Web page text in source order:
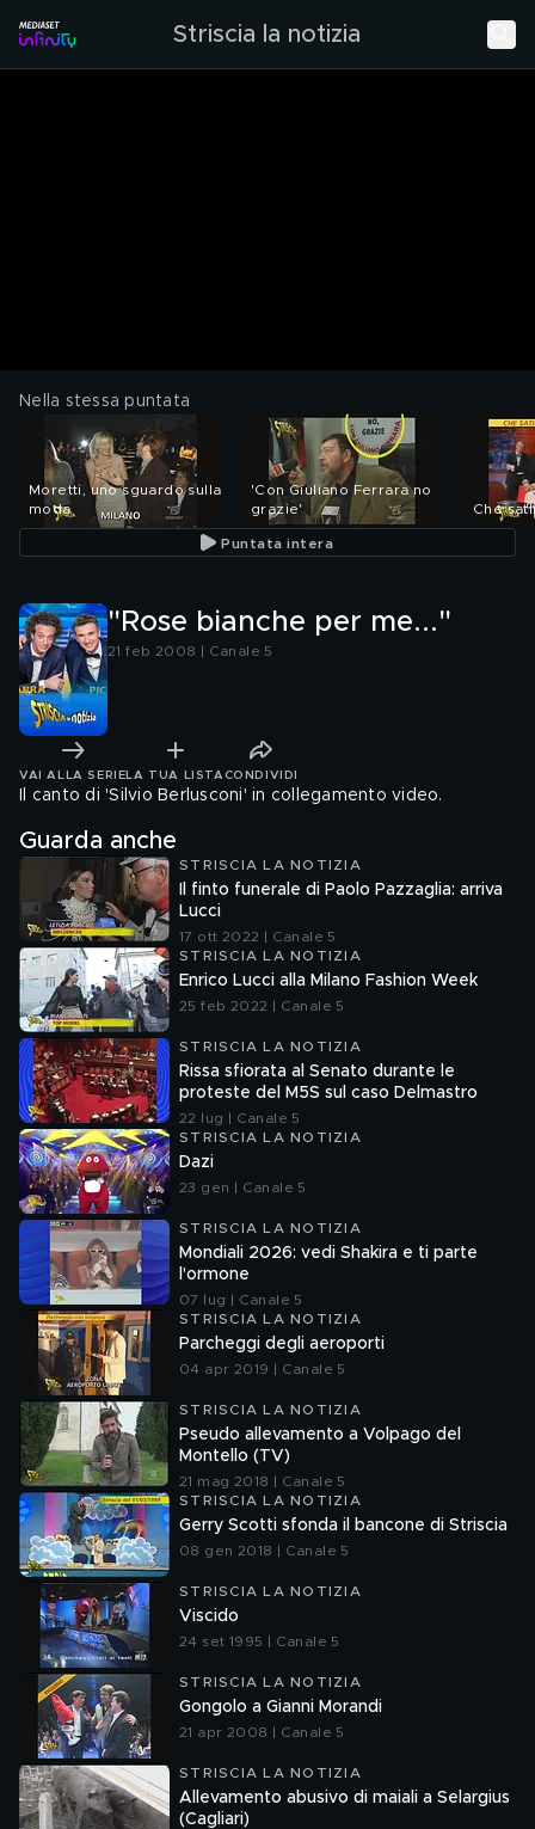
Striscia la notizia
Nella stessa puntata
Moretti, uno sguardo sulla
moda
'Con Giuliano Ferrara no
grazie'
Che
Puntata intera
"Rose bianche per me..."
21 feb 2008 | Canale 5
VAI ALLA SERIE LA TUA LISTA CONDIVIDI
Il canto di 'Silvio Berlusconi' in collegamento video.
Guarda anche
STRISCIA LA NOTIZIA
Il finto funerale di Paolo Pazzaglia: arriva
Lucci
17 ott 2022 | Canale 5
STRISCIA LA NOTIZIA
Enrico Lucci alla Milano Fashion Week
25 feb 2022 | Canale 5
STRISCIA LA NOTIZIA
Rissa sfiorata al Senato durante le
proteste del M5S sul caso Delmastro
22 lug | Canale 5
STRISCIA LA NOTIZIA
Dazi
23 gen | Canale 5
STRISCIA LA NOTIZIA
Mondiali 2026: vedi Shakira e ti parte
l'ormone
07 lug | Canale 5
STRISCIA LA NOTIZIA
Parcheggi degli aeroporti
04 apr 2019 | Canale 5
STRISCIA LA NOTIZIA
Pseudo allevamento a Volpago del
Montello (TV)
21 mag 2018 | Canale 5
STRISCIA LA NOTIZIA
Gerry Scotti sfonda il bancone di Striscia
08 gen 2018 | Canale 5
STRISCIA LA NOTIZIA
Viscido
24 set 1995 | Canale 5
STRISCIA LA NOTIZIA
Gongolo a Gianni Morandi
21 apr 2008 | Canale 5
STRISCIA LA NOTIZIA
Allevamento abusivo di maiali a Selargius
(Cagliari)